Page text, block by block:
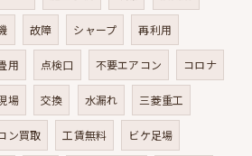
故障 シャープ 再利用
用 点検口 不要エアコン コロナ
場 交換 水漏れ 三菱重工
ン買取 工賃無料 ビケ足場